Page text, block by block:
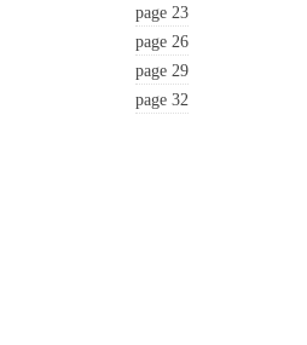
page 23
page 26
page 29
page 32